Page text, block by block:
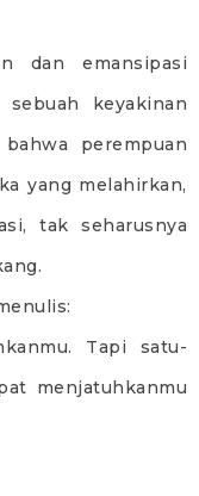
dan emansipasi
sebuah keyakinan
perempuan
yang melahirkan,
tak seharusnya
Tapi satu-
menjatuhkanmu